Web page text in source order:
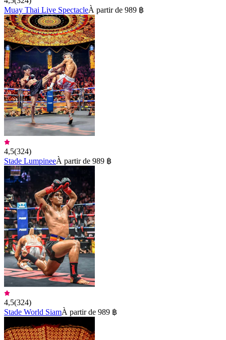
Muay Thai Live SpectacleÀ partir de 989 ฿
4,5(324)
Stade LumpineeÀ partir de 989 ฿
4,5(324)
Stade World SiamÀ partir de 989 ฿